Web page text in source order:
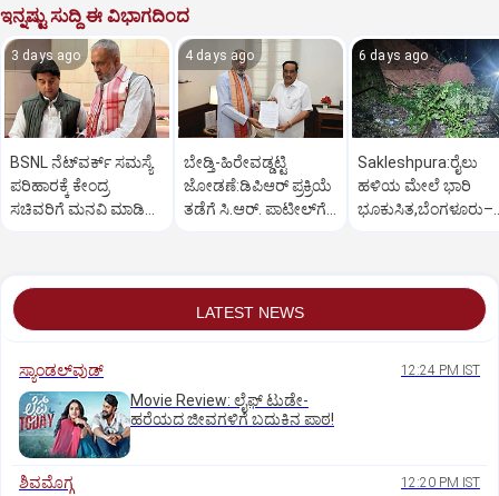
ಇನ್ನಷ್ಟು ಸುದ್ದಿ ಈ ವಿಭಾಗದಿಂದ
3 days ago
BSNL ನೆಟ್‌ವರ್ಕ್ ಸಮಸ್ಯೆ
ಪರಿಹಾರಕ್ಕೆ ಕೇಂದ್ರ
ಸಚಿವರಿಗೆ ಮನವಿ ಮಾಡಿದ
4 days ago
ಬೇಡ್ತಿ-ಹಿರೇವಡ್ಡಟ್ಟಿ
ಜೋಡಣೆ:ಡಿಪಿಆರ್‌ ಪ್ರಕ್ರಿಯೆ
ತಡೆಗೆ ಸಿ.ಆರ್. ಪಾಟೀಲ್‌ಗೆ
6 days ago
Sakleshpura:ರೈಲು
ಹಳಿಯ ಮೇಲೆ ಭಾರಿ
ಭೂಕುಸಿತ,ಬೆಂಗಳೂರು–
LATEST NEWS
ಸ್ಯಾಂಡಲ್‌ವುಡ್‌ 12:24 PM IST
Movie Review: ಲೈಫ್‌ ಟುಡೇ-
ಹರೆಯದ ಜೀವಗಳಿಗೆ ಬದುಕಿನ ಪಾಠ!
ಶಿವಮೊಗ್ಗ 12:20 PM IST